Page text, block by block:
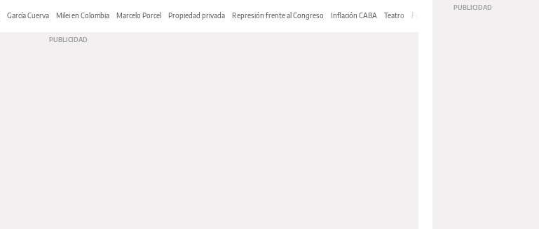
García Cuerva Milei en Colombia Marcelo Porcel Propiedad privada Represión frente al Congreso Inflación CABA Teatro Feria de Editores